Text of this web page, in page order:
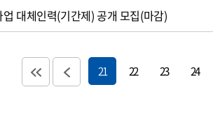
업 대체인력(기간제) 공개 모집(마감)
21 22 23 24